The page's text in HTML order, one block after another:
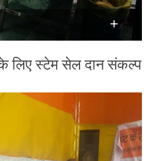
लिए स्टेम सेल दान संकल्प